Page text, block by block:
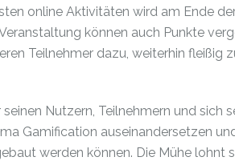
online Aktivitäten wird am Ende
können auch Punkte
Teilnehmer dazu, weiterhin fleißig
seinen Nutzern, Teilnehmern und
Gamification auseinandersetzen
werden können. Die Mühe lohnt